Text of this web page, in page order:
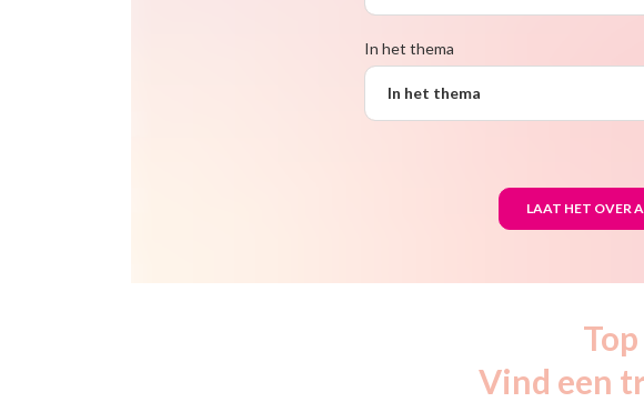
In het thema
In het thema
Vind een